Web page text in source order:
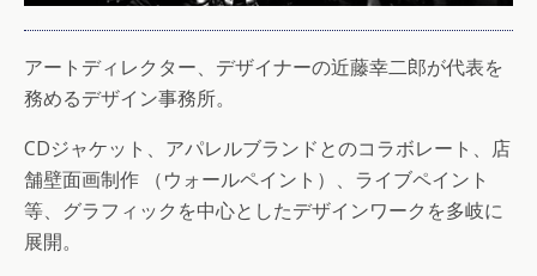
アートディレクター、デザイナーの近藤幸二郎が代表を
務めるデザイン事務所。
CDジャケット、アパレルブランドとのコラボレート、店
舗壁面画制作 （ウォールペイント）、ライブペイント
等、グラフィックを中心としたデザインワークを多岐に
展開。